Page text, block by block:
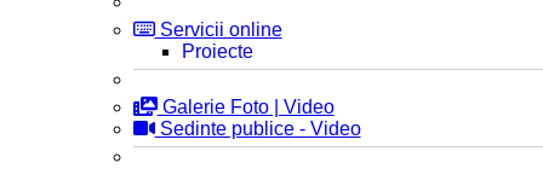
Servicii online
Proiecte
Galerie Foto | Video
Sedinte publice - Video